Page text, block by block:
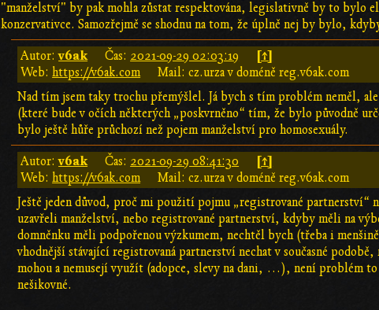
"manželství" by pak mohla zůstat respektována, legislativně by to bylo
konzervativce. Samozřejmě se shodnu na tom, že úplně nej by bylo,
Autor:v6ak Čas: 2021-09-29 02:03:19 [↑]
Web:https://v6ak.com
Mail: cz.urza v doméně reg.v6ak.com
Nad tím jsem taky trochu přemýšlel. Já bych s tím problém neměl,
(které bude v očích některých „poskvrněno“ tím, že bylo původně
bylo ještě hůře průchozí než pojem manželství pro homosexuály.
Autor:v6ak Čas: 2021-09-29 08:41:30 [↑]
Web:https://v6ak.com
Mail: cz.urza v doméně reg.v6ak.com
Ještě jeden důvod, proč mi použití pojmu „registrované
uzavřeli manželství, nebo registrované partnerství, kdyby měli na
domněnku měli podpořenou výzkumem, nechtěl bych (třeba i
vhodnější stávající registrovaná partnerství nechat v současné
mohou a nemusejí využít (adopce, slevy na dani, …), není problém
nešikovné.